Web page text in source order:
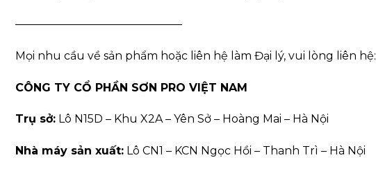
———————————————
Mọi nhu cầu về sản phẩm hoặc liên hệ làm Đại lý, vui lòng liên hệ:
CÔNG TY CỔ PHẦN SƠN PRO VIỆT NAM
Trụ sở: Lô N15D – Khu X2A – Yên Sở – Hoàng Mai – Hà Nội
Nhà máy sản xuất: Lô CN1 – KCN Ngọc Hồi – Thanh Trì – Hà Nội